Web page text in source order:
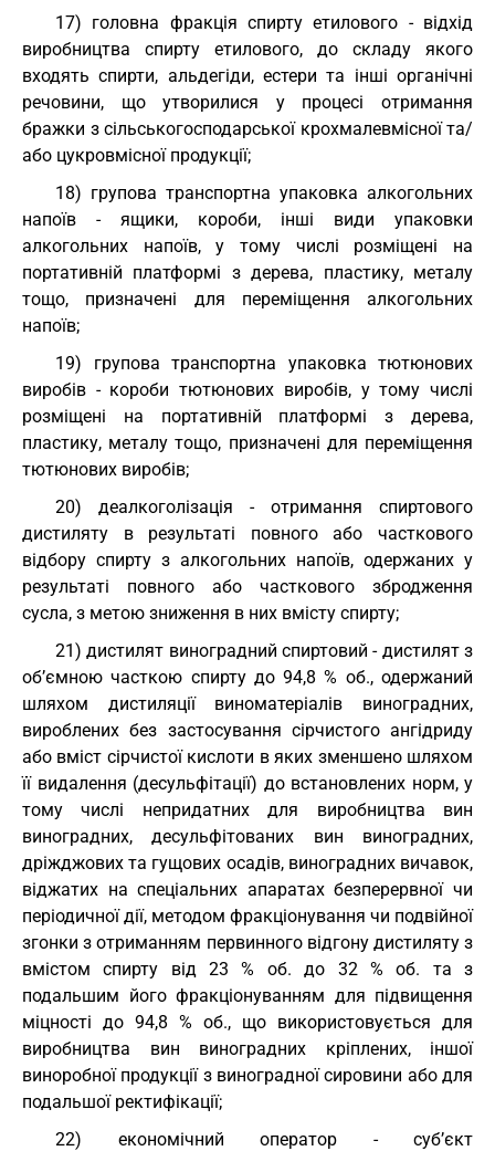
17) головна фракція спирту етилового - відхід
виробництва спирту етилового, до складу якого
входять спирти, альдегіди, естери та інші органічні
речовини, що утворилися у процесі отримання
бражки з сільськогосподарської крохмалевмісної та/
або цукровмісної продукції;
18) групова транспортна упаковка алкогольних
напоїв - ящики, короби, інші види упаковки
алкогольних напоїв, у тому числі розміщені на
портативній платформі з дерева, пластику, металу
тощо, призначені для переміщення алкогольних
напоїв;
19) групова транспортна упаковка тютюнових
виробів - короби тютюнових виробів, у тому числі
розміщені на портативній платформі з дерева,
пластику, металу тощо, призначені для переміщення
тютюнових виробів;
20) деалкоголізація - отримання спиртового
дистиляту в результаті повного або часткового
відбору спирту з алкогольних напоїв, одержаних у
результаті повного або часткового збродження
сусла, з метою зниження в них вмісту спирту;
21) дистилят виноградний спиртовий - дистилят з
об’ємною часткою спирту до 94,8 % об., одержаний
шляхом дистиляції виноматеріалів виноградних,
вироблених без застосування сірчистого ангідриду
або вміст сірчистої кислоти в яких зменшено шляхом
її видалення (десульфітації) до встановлених норм, у
тому числі непридатних для виробництва вин
виноградних, десульфітованих вин виноградних,
дріжджових та гущових осадів, виноградних вичавок,
віджатих на спеціальних апаратах безперервної чи
періодичної дії, методом фракціонування чи подвійної
згонки з отриманням первинного відгону дистиляту з
вмістом спирту від 23 % об. до 32 % об. та з
подальшим його фракціонуванням для підвищення
міцності до 94,8 % об., що використовується для
виробництва вин виноградних кріплених, іншої
виноробної продукції з виноградної сировини або для
подальшої ректифікації;
22) економічний оператор - суб’єкт